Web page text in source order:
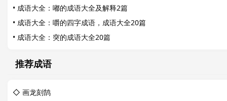
• 成语大全：嘟的成语大全及解释2篇
• 成语大全：嚼的四字成语，成语大全20篇
• 成语大全：突的成语大全20篇
推荐成语
◇ 画龙刻鹄